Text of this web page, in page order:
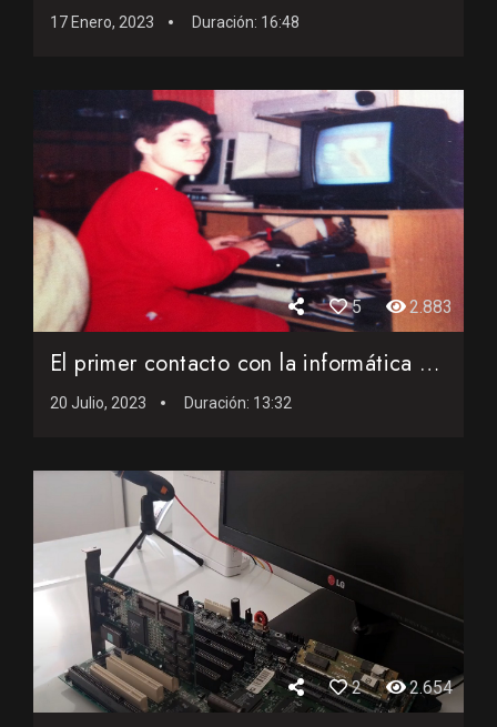
17 Enero, 2023 Duración: 16:48
5 2.883
El primer contacto con la informática en los años ochenta
20 Julio, 2023 Duración: 13:32
2 2.654